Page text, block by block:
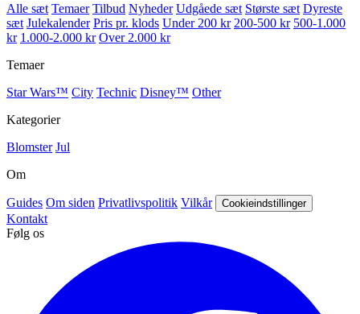
Alle sæt Temaer Tilbud Nyheder Udgåede sæt Største sæt Dyreste
sæt Julekalender Pris pr. klods Under 200 kr 200-500 kr 500-1.000
kr 1.000-2.000 kr Over 2.000 kr
Temaer
Star Wars™ City Technic Disney™ Other
Kategorier
Blomster Jul
Om
Guides Om siden Privatlivspolitik Vilkår Cookieindstillinger
Kontakt
Følg os